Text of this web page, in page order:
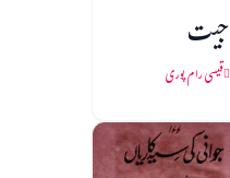
جیت
قیسی رام پوری